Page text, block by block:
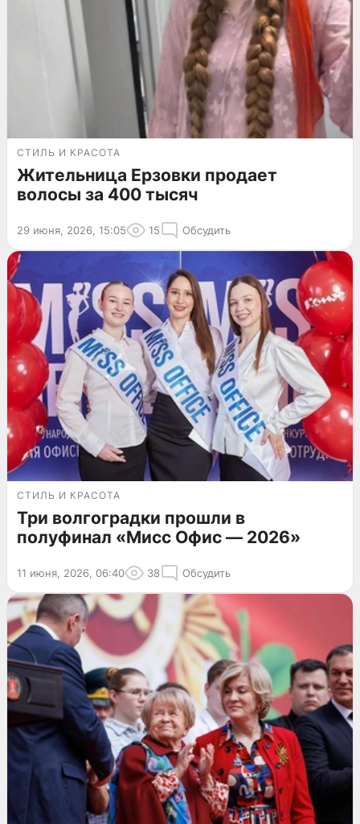
СТИЛЬ И КРАСОТА
Жительница Ерзовки продает
волосы за 400 тысяч
29 июня, 2026, 15:05 15 Обсудить
СТИЛЬ И КРАСОТА
Три волгоградки прошли в
полуфинал «Мисс Офис — 2026»
11 июня, 2026, 06:40 38 Обсудить